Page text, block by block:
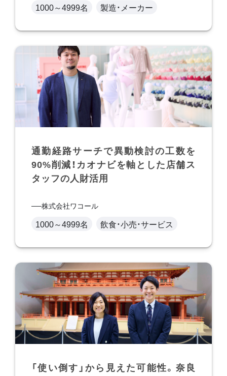
1000～4999名 製造・メーカー
通勤経路サーチで異動検討の工数を
90%削減！カオナビを軸とした店舗ス
タッフの人財活用
株式会社ワコール
1000～4999名 飲食・小売・サービス
「使い倒す」から見えた可能性。奈良